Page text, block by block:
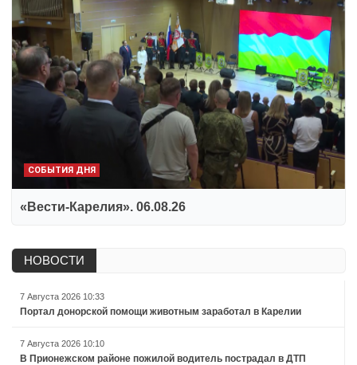
СОБЫТИЯ ДНЯ
«Вести-Карелия». 06.08.26
НОВОСТИ
7 Августа 2026 10:33
Портал донорской помощи животным заработал в Карелии
7 Августа 2026 10:10
В Прионежском районе пожилой водитель пострадал в ДТП